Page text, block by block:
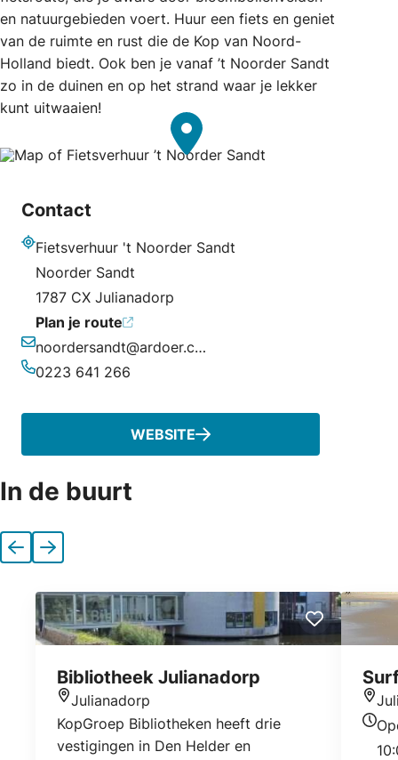
en natuurgebieden voert. Huur een fiets en geniet
van de ruimte en rust die de Kop van Noord-
Holland biedt. Ook ben je vanaf ’t Noorder Sandt
zo in de duinen en op het strand waar je lekker
kunt uitwaaien!
Contact
Fietsverhuur 't Noorder Sandt
Noorder Sandt
1787 CX Julianadorp
Plan je route
E-mailadres
noordersandt@ardoer.com
0223 641 266
WEBSITE
In de buurt
VorigeVolgende
Bibliotheek Julianadorp
Julianadorp
KopGroep Bibliotheken heeft drie
vestigingen in Den Helder en